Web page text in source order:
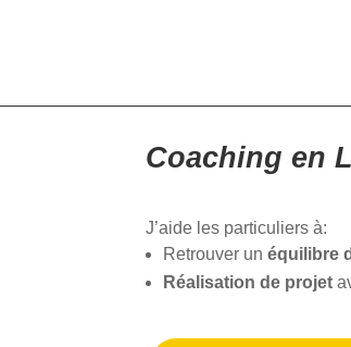
Coaching en
J’aide les particuliers à:
Retrouver unéquilibre
Réalisation de projet